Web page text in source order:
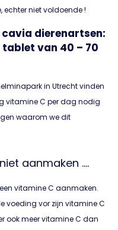
echter niet voldoende !
dierenartsen:
tablet van 40 – 70
in Utrecht vinden
vitamine C per dag nodig
waarom we dit
aanmaken ….
vitamine C aanmaken.
voeding vor zijn vitamine C
ook meer vitamine C dan